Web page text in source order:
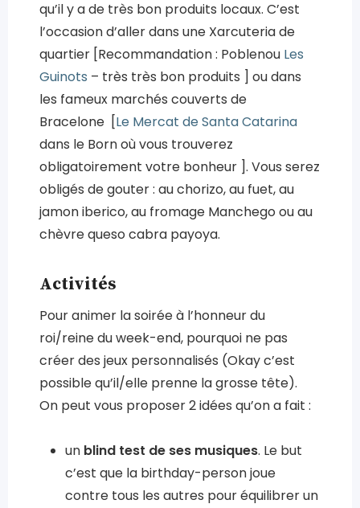
qu’il y a de très bon produits locaux. C’est
l’occasion d’aller dans une Xarcuteria de
quartier [Recommandation : Poblenou Les
Guinots – très très bon produits ] ou dans
les fameux marchés couverts de
Bracelone [Le Mercat de Santa Catarina
dans le Born où vous trouverez
obligatoirement votre bonheur ]. Vous serez
obligés de gouter : au chorizo, au fuet, au
jamon iberico, au fromage Manchego ou au
chèvre queso cabra payoya.
Activités
Pour animer la soirée à l’honneur du
roi/reine du week-end, pourquoi ne pas
créer des jeux personnalisés (Okay c’est
possible qu’il/elle prenne la grosse tête).
On peut vous proposer 2 idées qu’on a fait :
un blind test de ses musiques. Le but
c’est que la birthday-person joue
contre tous les autres pour équilibrer un